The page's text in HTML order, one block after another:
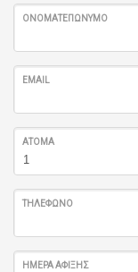
ΟΝΟΜΑΤΕΠΏΝΥΜΟ
EMAIL
ΆΤΟΜΑ
ΤΗΛΈΦΩΝΟ
ΗΜΈΡΑ ΆΦΙΞΗΣ